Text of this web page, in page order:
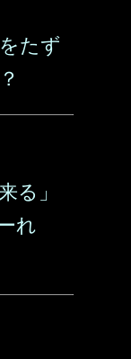
たず
る」
れ